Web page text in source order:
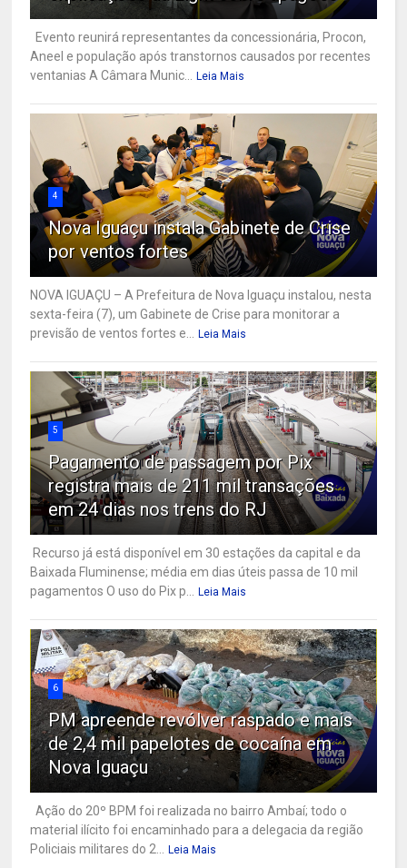
Evento reunirá representantes da concessionária, Procon,
Aneel e população após transtornos causados por recentes
ventanias A Câmara Munic...
Leia Mais
4
Nova Iguaçu instala Gabinete de Crise
por ventos fortes
NOVA IGUAÇU – A Prefeitura de Nova Iguaçu instalou, nesta
sexta-feira (7), um Gabinete de Crise para monitorar a
previsão de ventos fortes e...
Leia Mais
5
Pagamento de passagem por Pix
registra mais de 211 mil transações
em 24 dias nos trens do RJ
Recurso já está disponível em 30 estações da capital e da
Baixada Fluminense; média em dias úteis passa de 10 mil
pagamentos O uso do Pix p...
Leia Mais
6
PM apreende revólver raspado e mais
de 2,4 mil papelotes de cocaína em
Nova Iguaçu
Ação do 20º BPM foi realizada no bairro Ambaí; todo o
material ilícito foi encaminhado para a delegacia da região
Policiais militares do 2...
Leia Mais